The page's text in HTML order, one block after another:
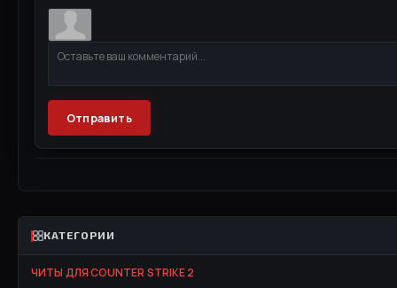
Отправить
КАТЕГОРИИ
ЧИТЫ ДЛЯ COUNTER STRIKE 2